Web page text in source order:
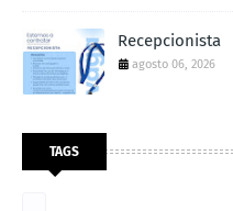
Recepcionista
agosto 06, 2026
TAGS